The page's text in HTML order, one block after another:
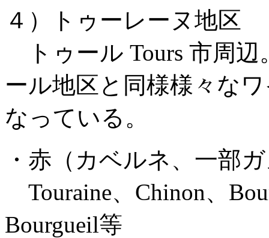
４）トゥーレーヌ地区
トゥール Tours 市周
ール地区と同様様々な
なっている。
・赤（カベルネ、一部
Touraine、Chinon、
Bourgueil等